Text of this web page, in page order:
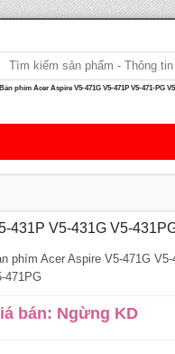
Bàn phím Acer Aspire V5-471G V5-471P V5-471-PG
431P V5-431G V5-
phím Acer Aspire V5-471G
471PG
bán: Ngừng KD